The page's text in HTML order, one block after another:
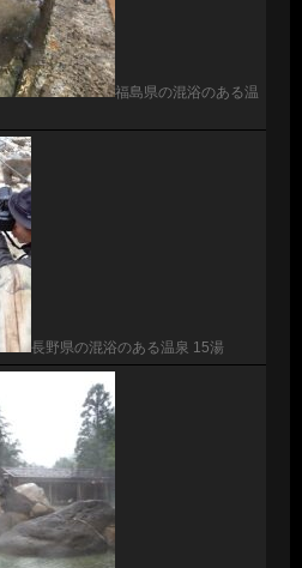
福島県の混浴のある温
長野県の混浴のある温泉 15湯